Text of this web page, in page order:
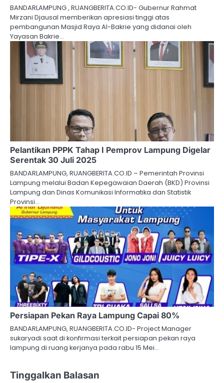
BANDARLAMPUNG , RUANGBERITA.CO.ID- Gubernur Rahmat
Mirzani Djausal memberikan apresiasi tinggi atas
pembangunan Masjid Raya Al-Bakrie yang didanai oleh
Yayasan Bakrie…
Pelantikan PPPK Tahap I Pemprov Lampung Digelar
Serentak 30 Juli 2025
BANDARLAMPUNG, RUANGBERITA.CO.ID – Pemerintah Provinsi
Lampung melalui Badan Kepegawaian Daerah (BKD) Provinsi
Lampung dan Dinas Komunikasi Informatika dan Statistik
Provinsi…
Persiapan Pekan Raya Lampung Capai 80%
BANDARLAMPUNG, RUANGBERITA.CO.ID- Project Manager
sukaryadi saat di konfirmasi terkait persiapan pekan raya
lampung di ruang kerjanya pada rabu 15 Mei…
Tinggalkan Balasan